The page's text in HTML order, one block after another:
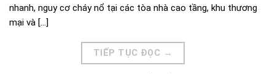
nhanh, nguy cơ cháy nổ tại các tòa nhà cao tầng, khu thương
mại và […]
TIẾP TỤC ĐỌC →